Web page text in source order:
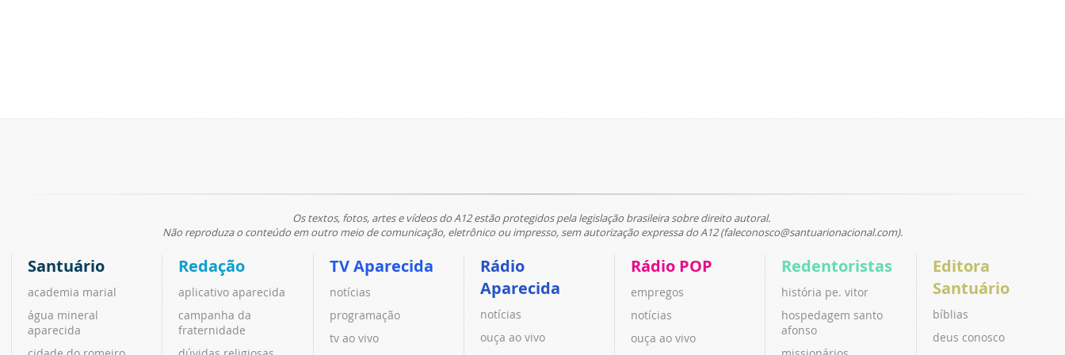
Os textos, fotos, artes e vídeos do A12 estão protegidos pela legislação brasileira sobre direito autoral.
Não reproduza o conteúdo em outro meio de comunicação, eletrônico ou impresso, sem autorização expressa do A12 (faleconosco@santuarionacional.com).
Santuário
academia marial
água mineral
aparecida
Redação
aplicativo aparecida
campanha da
fraternidade
TV Aparecida
notícias
programação
tv ao vivo
Rádio
Aparecida
notícias
ouça ao vivo
Rádio POP
empregos
notícias
ouça ao vivo
Redentoristas
história pe. vitor
hospedagem santo
afonso
Editora
Santuário
bíblias
deus conosco